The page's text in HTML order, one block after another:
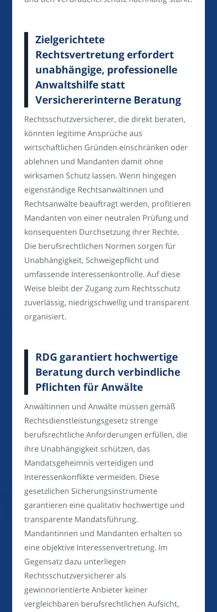
Zielgerichtete
Rechtsvertretung erfordert
unabhängige, professionelle
Anwaltshilfe statt
Versichererinterne Beratung
Rechtsschutzversicherer, die direkt beraten,
könnten legitime Ansprüche aus
wirtschaftlichen Gründen einschränken oder
ablehnen und Mandanten damit ohne
wirksamen Schutz lassen. Wenn hingegen
eigenständige Rechtsanwältinnen und
Rechtsanwälte beauftragt werden, profitieren
Mandanten von einer neutralen Prüfung und
konsequenten Durchsetzung ihrer Rechte.
Die berufsrechtlichen Normen sorgen für
Unabhängigkeit, Schweigepflicht und
umfassende Interessenkontrolle. Auf diese
Weise bleibt der Zugang zum Rechtsschutz
zuverlässig, niedrigschwellig und transparent
organisiert.
RDG garantiert hochwertige
Beratung durch verbindliche
Pflichten für Anwälte
Anwältinnen und Anwälte müssen gemäß
Rechtsdienstleistungsgesetz strenge
berufsrechtliche Anforderungen erfüllen, die
ihre Unabhängigkeit schützen, das
Mandatsgeheimnis verteidigen und
Interessenkonflikte vermeiden. Diese
gesetzlichen Sicherungsinstrumente
garantieren eine qualitativ hochwertige und
transparente Mandatsführung.
Mandantinnen und Mandanten erhalten so
eine objektive Interessenvertretung. Im
Gegensatz dazu unterliegen
Rechtsschutzversicherer als
gewinnorientierte Anbieter keiner
vergleichbaren berufsrechtlichen Aufsicht,